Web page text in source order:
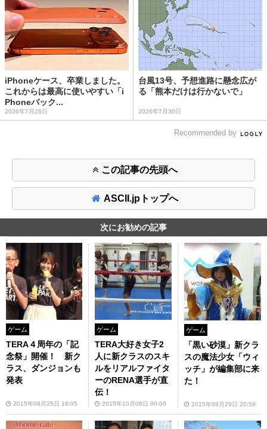
iPhoneケース、卒業しました。
これからは最高に使いやすい「i
Phoneバック...
2026年7月28日
台風13号、予想進路に懸念広が
る「熊本だけは行かないで」
2026年7月30日
Recommended by
この記事の先頭へ
ASCII.jpトップへ
次にお勧めの記事
ゲーム
TERA４周年の「記
念祭」開催！ 新ク
ラス、ダンジョンも
発表
2015年08月25日 18:05
ゲーム
TERA大好き女子2
人に新クラスのスキ
ルをリアルファイタ
ーのRENA選手が直
伝！
2015年10月06日 00:00
ゲーム
「黒い砂漠」新クラ
スの魔法少女「ウィ
ッチ」が編集部に来
た！
2015年09月29日 20:59